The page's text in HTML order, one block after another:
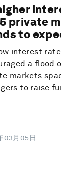
private
to
interest
a flood
markets
to raise
03月05日